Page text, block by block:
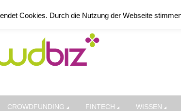
CROWDFUNDING FINTECH WISSEN
Cookies. Durch die Nutzung der Webseite